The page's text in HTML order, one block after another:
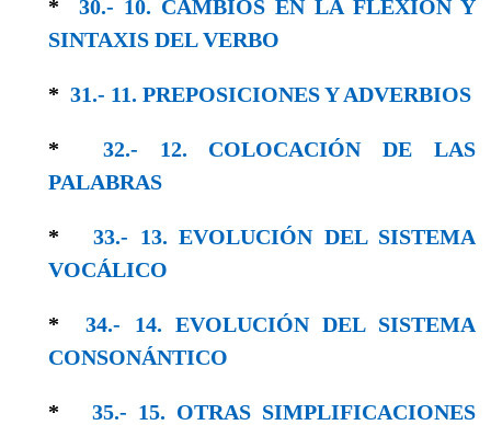
* 30.- 10. CAMBIOS EN LA FLEXIÓN Y
SIN­TAXIS DEL VERBO
* 31.- 11. PREPOSICIONES Y ADVERBIOS
* 32.- 12. COLOCACIÓN DE LAS
PALABRAS
*33.- 13. EVOLUCIÓN DEL SISTEMA
VOCÁLICO
*34.- 14. EVOLUCIÓN DEL SISTEMA
CONSO­NÁNTICO
* 35.- 15. OTRAS SIMPLIFICACIONES